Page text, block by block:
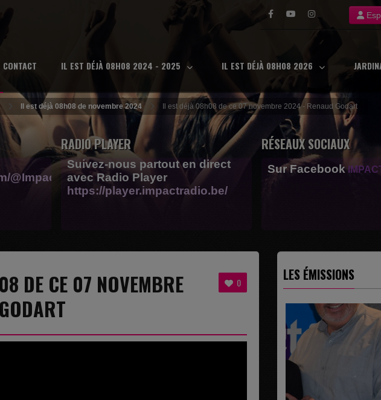
CONTACT IL EST DÉJÀ 08H08 2024 - 2025 IL EST DÉJÀ 08H08 2026
Il est déjà 08h08 de novembre 2024 Il est déjà 08h08 de ce 07 novembre 2024 - Renaud Godart
@Impactfm-
RADIO PLAYER
Suivez-nous partout en direct
avec Radio Player
https://player.impactradio.be/
RÉSEAUX SOCIAUX
Sur Facebook
0
DE CE 07 NOVEMBRE
LES ÉMISSIONS